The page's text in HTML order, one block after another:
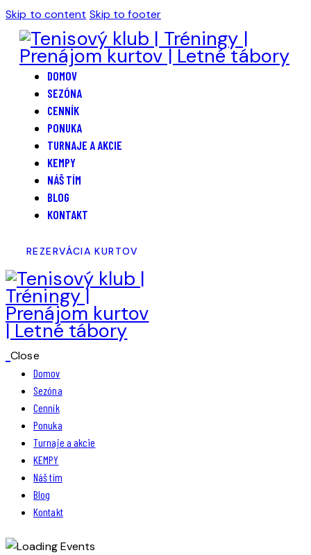
Skip to content Skip to footer
DOMOV
SEZÓNA
CENNÍK
PONUKA
TURNAJE A AKCIE
KEMPY
NÁŠ TÍM
BLOG
KONTAKT
REZERVÁCIA KURTOV
Close
Domov
Sezóna
Cenník
Ponuka
Turnaje a akcie
KEMPY
Náš tím
Blog
Kontakt